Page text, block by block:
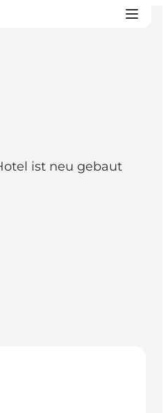
ist neu gebaut